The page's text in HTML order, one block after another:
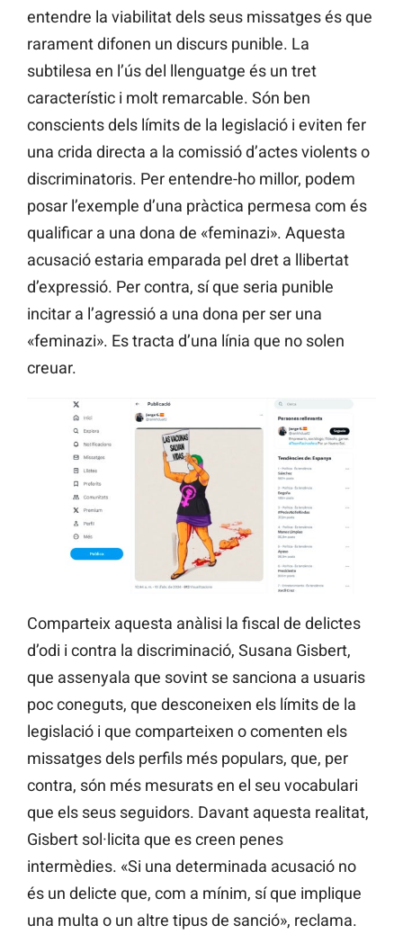
entendre la viabilitat dels seus missatges és que
rarament difonen un discurs punible. La
subtilesa en l’ús del llenguatge és un tret
característic i molt remarcable. Són ben
conscients dels límits de la legislació i eviten fer
una crida directa a la comissió d’actes violents o
discriminatoris. Per entendre-ho millor, podem
posar l’exemple d’una pràctica permesa com és
qualificar a una dona de «feminazi». Aquesta
acusació estaria emparada pel dret a llibertat
d’expressió. Per contra, sí que seria punible
incitar a l’agressió a una dona per ser una
«feminazi». Es tracta d’una línia que no solen
creuar.
Comparteix aquesta anàlisi la fiscal de delictes
d’odi i contra la discriminació, Susana Gisbert,
que assenyala que sovint se sanciona a usuaris
poc coneguts, que desconeixen els límits de la
legislació i que comparteixen o comenten els
missatges dels perfils més populars, que, per
contra, són més mesurats en el seu vocabulari
que els seus seguidors. Davant aquesta realitat,
Gisbert sol·licita que es creen penes
intermèdies. «Si una determinada acusació no
és un delicte que, com a mínim, sí que implique
una multa o un altre tipus de sanció», reclama.